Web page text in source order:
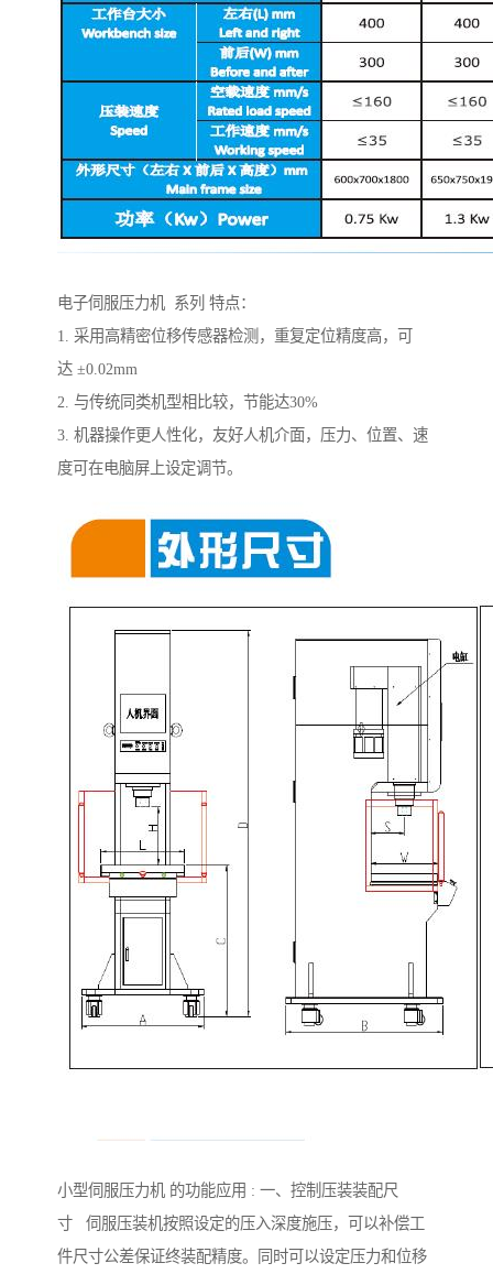
电子伺服压力机 系列 特点：
1. 采用高精密位移传感器检测，重复定位精度高，可
达 ±0.02mm
2. 与传统同类机型相比较，节能达30%
3. 机器操作更人性化，友好人机介面，压力、位置、速
度可在电脑屏上设定调节。
小型伺服压力机 的功能应用 : 一、控制压装装配尺
寸 伺服压装机按照设定的压入深度施压，可以补偿工
件尺寸公差保证终装配精度。同时可以设定压力和位移